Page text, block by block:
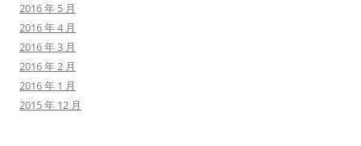
2016 年 5 月
2016 年 4 月
2016 年 3 月
2016 年 2 月
2016 年 1 月
2015 年 12 月